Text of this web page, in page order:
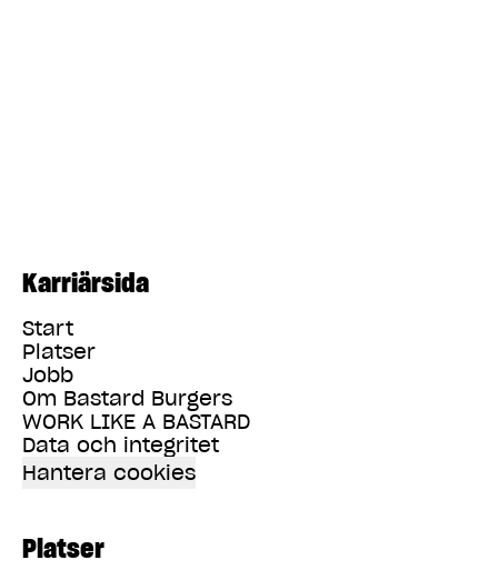
Karriärsida
Start
Platser
Jobb
Om Bastard Burgers
WORK LIKE A BASTARD
Data och integritet
Hantera cookies
Platser